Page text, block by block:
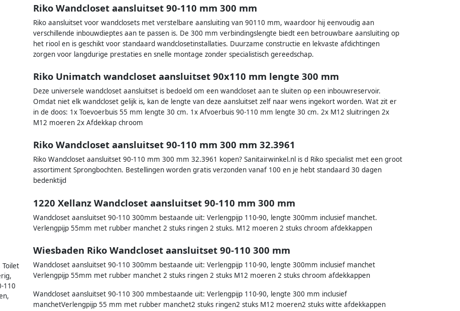
Riko Wandcloset aansluitset 90-110 mm 300 mm
Riko aansluitset voor wandclosets met verstelbare aansluiting van 90110 mm, waardoor hij eenvoudig aan
verschillende inbouwdieptes aan te passen is. De 300 mm verbindingslengte biedt een betrouwbare aansluiting op
het riool en is geschikt voor standaard wandclosetinstallaties. Duurzame constructie en lekvaste afdichtingen
zorgen voor langdurige prestaties en snelle montage zonder specialistisch gereedschap.
Riko Unimatch wandcloset aansluitset 90x110 mm lengte 300 mm
Deze universele wandcloset aansluitset is bedoeld om een wandcloset aan te sluiten op een inbouwreservoir.
Omdat niet elk wandcloset gelijk is, kan de lengte van deze aansluitset zelf naar wens ingekort worden. Wat zit er
in de doos: 1x Toevoerbuis 55 mm lengte 30 cm. 1x Afvoerbuis 90-110 mm lengte 30 cm. 2x M12 sluitringen 2x
M12 moeren 2x Afdekkap chroom
Riko Wandcloset aansluitset 90-110 mm 300 mm 32.3961
Riko Wandcloset aansluitset 90-110 mm 300 mm 32.3961 kopen? Sanitairwinkel.nl is d Riko specialist met een groot
assortiment Sprongbochten. Bestellingen worden gratis verzonden vanaf 100 en je hebt standaard 30 dagen
bedenktijd
1220 Xellanz Wandcloset aansluitset 90-110 mm 300 mm
Wandcloset aansluitset 90-110 300mm bestaande uit: Verlengpijp 110-90, lengte 300mm inclusief manchet.
Verlengpijp 55mm met rubber manchet 2 stuks ringen 2 stuks. M12 moeren 2 stuks chroom afdekkappen
Wiesbaden Riko Wandcloset aansluitset 90-110 300 mm
Wandcloset aansluitset 90-110 300mm bestaande uit: Verlengpijp 110-90, lengte 300mm inclusief manchet
Verlengpijp 55mm met rubber manchet 2 stuks ringen 2 stuks M12 moeren 2 stuks chroom afdekkappen
Wandcloset aansluitset 90-110 300 mmbestaande uit: Verlengpijp 110-90, lengte 300 mm inclusief
manchetVerlengpijp 55 mm met rubber manchet2 stuks ringen2 stuks M12 moeren2 stuks witte afdekkappen
Toilet
110